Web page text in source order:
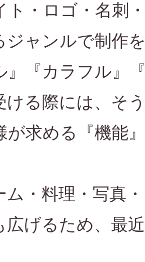
ト・ロゴ・名刺
ジャンルで制作
』『カラフル』
ける際には、そ
が求める『機能
ム・料理・写真
広げるため、最